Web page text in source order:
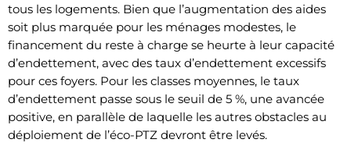
tous les logements. Bien que l’augmentation des aides
soit plus marquée pour les ménages modestes, le
financement du reste à charge se heurte à leur capacité
d’endettement, avec des taux d’endettement excessifs
pour ces foyers. Pour les classes moyennes, le taux
d’endettement passe sous le seuil de 5 %, une avancée
positive, en parallèle de laquelle les autres obstacles au
déploiement de l’éco-PTZ devront être levés.